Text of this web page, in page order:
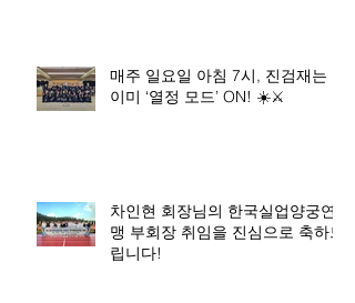
매주 일요일 아침 7시, 진검재는
이미 ‘열정 모드’ ON! ☀️⚔️
차인현 회장님의 한국실업양궁연
맹 부회장 취임을 진심으로 축하드
립니다!